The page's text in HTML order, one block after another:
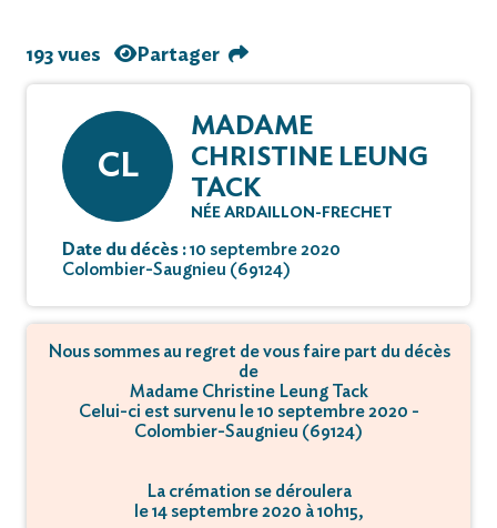
193 vues Partager
CL
MADAME
CHRISTINE LEUNG
TACK
NÉE ARDAILLON-FRECHET
Date du décès :10 septembre 2020
Colombier-Saugnieu (69124)
Nous sommes au regret de vous faire part du décès
de
Madame Christine Leung Tack
Celui-ci est survenu le 10 septembre 2020 -
Colombier-Saugnieu (69124)
La crémation se déroulera
le 14 septembre 2020 à 10h15,